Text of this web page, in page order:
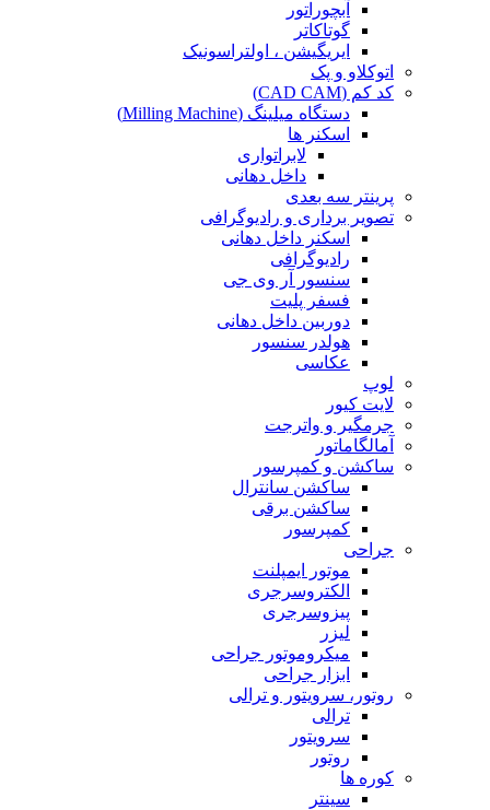
آبچوراتور
گوتاکاتر
ایریگیشن ، اولتراسونیک
اتوکلاو و پک
کد کم (CAD CAM)
دستگاه میلینگ (Milling Machine)
اسکنر ها
لابراتواری
داخل دهانی
پرینتر سه بعدی
تصویر برداری و رادیوگرافی
اسکنر داخل دهانی
رادیوگرافی
سنسور آر وی جی
فسفر پلیت
دوربین داخل دهانی
هولدر سنسور
عکاسی
لوپ
لایت کیور
جرمگیر و واترجت
آمالگاماتور
ساکشن و کمپرسور
ساکشن سانترال
ساکشن برقی
کمپرسور
جراحی
موتور ایمپلنت
الکتروسرجری
پیزوسرجری
لیزر
میکروموتور جراحی
ابزار جراحی
روتور، سرویتور و ترالی
ترالی
سرویتور
روتور
کوره ها
سینتر